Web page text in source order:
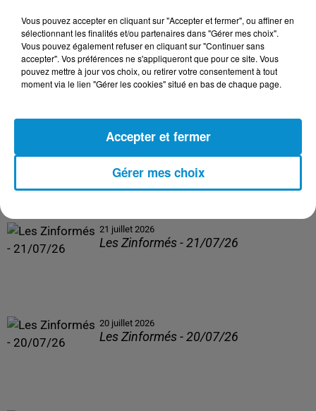
23 juillet 2026
Les Zinformés - 23/07/26
22 juillet 2026
Les Zinformés - 22/07/26
21 juillet 2026
Les Zinformés - 21/07/26
20 juillet 2026
Les Zinformés - 20/07/26
Vous pouvez accepter en cliquant sur "Accepter et fermer", ou affiner en
sélectionnant les finalités et/ou partenaires dans "Gérer mes choix".
Vous pouvez également refuser en cliquant sur "Continuer sans
accepter". Vos préférences ne s'appliqueront que pour ce site. Vous
pouvez mettre à jour vos choix, ou retirer votre consentement à tout
moment via le lien "Gérer les cookies" situé en bas de chaque page.
Gérer mes choix
Accepter et fermer